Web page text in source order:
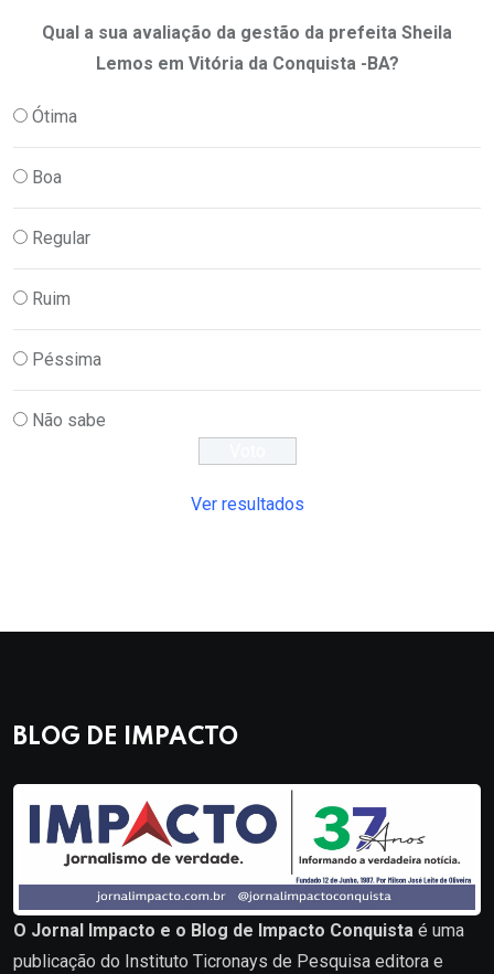
Qual a sua avaliação da gestão da prefeita Sheila
Lemos em Vitória da Conquista -BA?
Ótima
Boa
Regular
Ruim
Péssima
Não sabe
Ver resultados
BLOG DE IMPACTO
O Jornal Impacto e o Blog de Impacto Conquista é uma
publicação do Instituto Ticronays de Pesquisa editora e